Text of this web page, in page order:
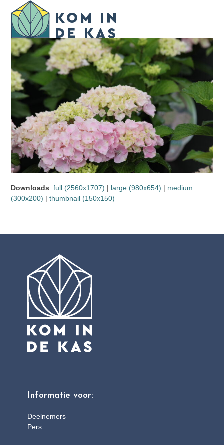
content
Open
mobile
menu
Close
mobile
menu
Downloads:full (2560x1707) | large (980x654) | medium
(300x200) |thumbnail (150x150)
Informatie voor:
Deelnemers
Pers